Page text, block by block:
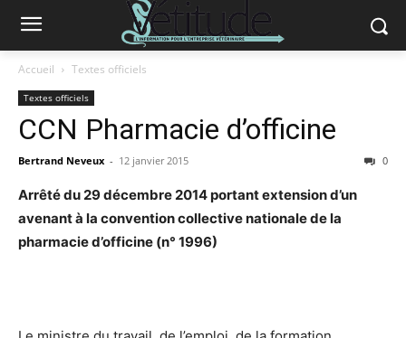
Accueil Textes officiels
Textes officiels
CCN Pharmacie d’officine
Bertrand Neveux - 12 janvier 2015 0
Arrêté du 29 décembre 2014 portant extension d’un
avenant à la convention collective nationale de la
pharmacie d’officine (n° 1996)